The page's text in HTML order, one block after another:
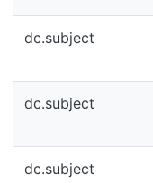
dc.subject
dc.subject
dc.subject